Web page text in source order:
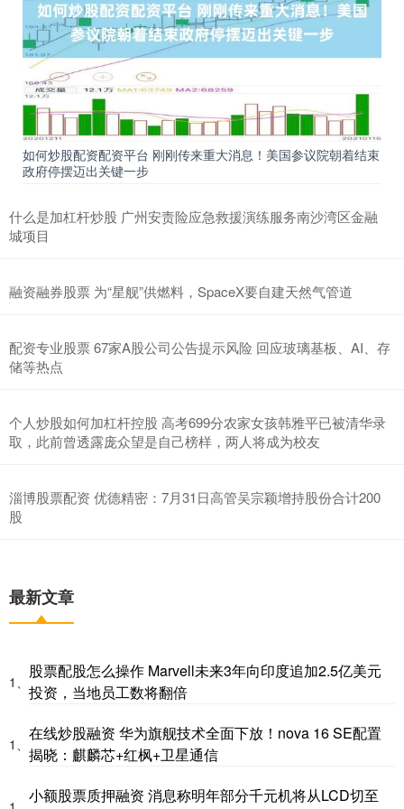
如何炒股配资配资平台 刚刚传来重大消息！美国参议院朝着结束
政府停摆迈出关键一步
什么是加杠杆炒股 广州安责险应急救援演练服务南沙湾区金融
城项目
融资融券股票 为“星舰”供燃料，SpaceX要自建天然气管道
配资专业股票 67家A股公司公告提示风险 回应玻璃基板、AI、存
储等热点
个人炒股如何加杠杆控股 高考699分农家女孩韩雅平已被清华录
取，此前曾透露庞众望是自己榜样，两人将成为校友
淄博股票配资 优德精密：7月31日高管吴宗颖增持股份合计200
股
最新文章
1、
股票配股怎么操作 Marvell未来3年向印度追加2.5亿美元
投资，当地员工数将翻倍
1、
在线炒股融资 华为旗舰技术全面下放！nova 16 SE配置
揭晓：麒麟芯+红枫+卫星通信
小额股票质押融资 消息称明年部分千元机将从LCD切至